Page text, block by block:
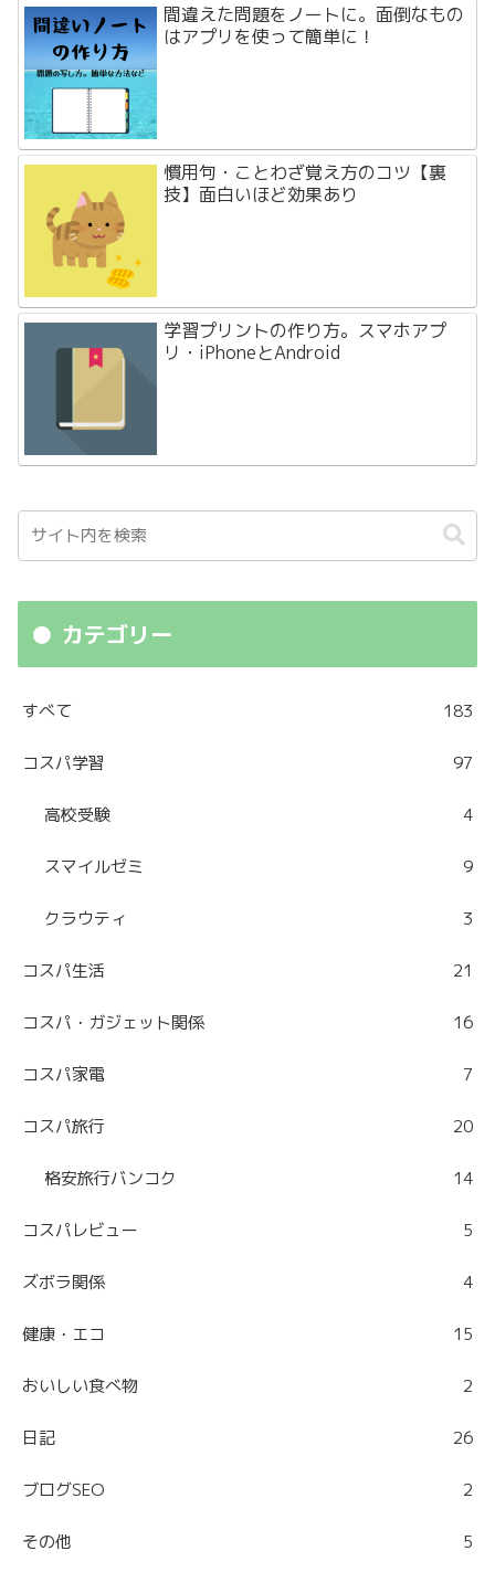
間違えた問題をノートに。面倒なもの
はアプリを使って簡単に！
慣用句・ことわざ覚え方のコツ【裏
技】面白いほど効果あり
学習プリントの作り方。スマホアプ
リ・iPhoneとAndroid
カテゴリー
すべて 183
コスパ学習 97
高校受験 4
スマイルゼミ 9
クラウティ 3
コスパ生活 21
コスパ・ガジェット関係 16
コスパ家電 7
コスパ旅行 20
格安旅行バンコク 14
コスパレビュー 5
ズボラ関係 4
健康・エコ 15
おいしい食べ物 2
日記 26
ブログSEO 2
その他 5